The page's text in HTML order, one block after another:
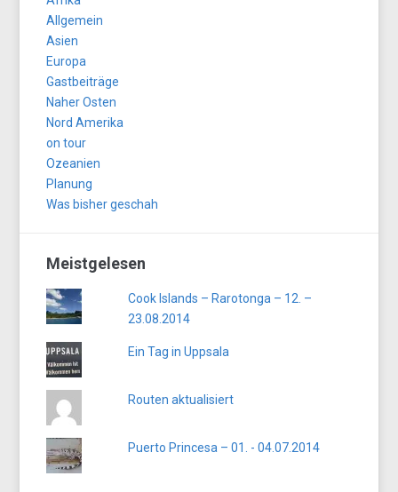
Allgemein
Asien
Europa
Gastbeiträge
Naher Osten
Nord Amerika
on tour
Ozeanien
Planung
Was bisher geschah
Meistgelesen
Cook Islands – Rarotonga – 12. –
23.08.2014
Ein Tag in Uppsala
Routen aktualisiert
Puerto Princesa – 01. - 04.07.2014